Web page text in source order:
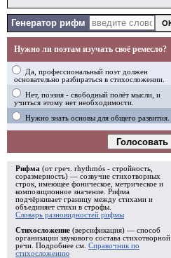
Генератор рифм
Нужно ли поэтам изучать своё ремесло?
Да, профессиональный поэт должен
основательно разбираться в стихосложении.
Нет, поэзия - свободный полёт мысли, и
учиться этому нет необходимости.
Нужно знать основы для общего развития.
Голосовать
Рифма (от греч. rhythmós - стройность,
соразмерность) — созвучие стихотворных
строк, имеющее фоническое, метрическое и
композиционное значение. Рифма
подчёркивает границу между стихами и
объединяет стихи в строфы
Словарь разновидностей рифмы
Стихосложение (версификация) — способ
организации звукового состава стихотворной
речи. Подробнее см. Справочник по
стихосложению